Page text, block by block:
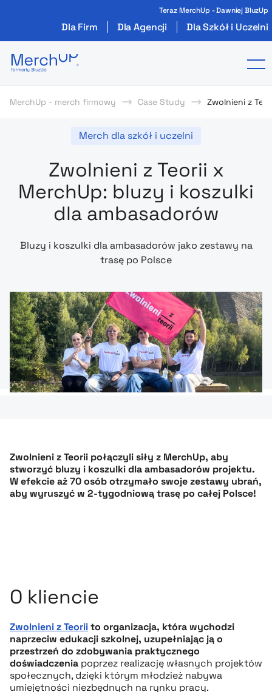
Teraz MerchUp - Dawniej BluzUp
Dla Firm Dla Agencji Dla Szkół i Uczelni
Odzież reklamowa z nadrukiem i gadżety
MerchUp - merch firmowy Case Study Zwolnieni z
Merch dla szkół i uczelni
Zwolnieni z Teorii x
MerchUp: bluzy i koszulki
dla ambasadorów
Bluzy i koszulki dla ambasadorów jako zestawy na
trasę po Polsce
Zwolnieni z Teorii połączyli siły z MerchUp, aby
stworzyć bluzy i koszulki dla ambasadorów projektu.
W efekcie aż 70 osób otrzymało swoje zestawy ubrań,
aby wyruszyć w 2-tygodniową trasę po całej Polsce!
O kliencie
Zwolnieni z Teoriito organizacja, która wychodzi
naprzeciw edukacji szkolnej, uzupełniając ją o
przestrzeń do zdobywania praktycznego
doświadczenia poprzez realizację własnych projektów
społecznych, dzięki którym młodzież nabywa
umiejętności niezbędnych na rynku pracy.